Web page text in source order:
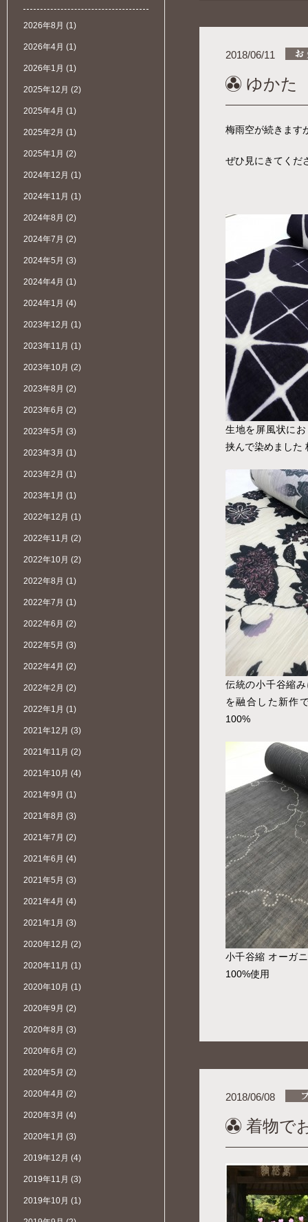
2026年8月 (1)
2026年4月 (1)
2026年1月 (1)
2025年12月 (2)
2025年4月 (1)
2025年2月 (1)
2025年1月 (2)
2024年12月 (1)
2024年11月 (1)
2024年8月 (2)
2024年7月 (2)
2024年5月 (3)
2024年4月 (1)
2024年1月 (4)
2023年12月 (1)
2023年11月 (1)
2023年10月 (2)
2023年8月 (2)
2023年6月 (2)
2023年5月 (3)
2023年3月 (1)
2023年2月 (1)
2023年1月 (1)
2022年12月 (1)
2022年11月 (2)
2022年10月 (2)
2022年8月 (1)
2022年7月 (1)
2022年6月 (2)
2022年5月 (3)
2022年4月 (2)
2022年2月 (2)
2022年1月 (1)
2021年12月 (3)
2021年11月 (2)
2021年10月 (4)
2021年9月 (1)
2021年8月 (3)
2021年7月 (2)
2021年6月 (4)
2021年5月 (3)
2021年4月 (4)
2021年1月 (3)
2020年12月 (2)
2020年11月 (1)
2020年10月 (1)
2020年9月 (2)
2020年8月 (3)
2020年6月 (2)
2020年5月 (2)
2020年4月 (2)
2020年3月 (4)
2020年1月 (3)
2019年12月 (4)
2019年11月 (3)
2019年10月 (1)
2018/06/11
ゆかた
梅雨空が続きます
ぜひ見にきてくだ
生地を屏風状に
挟んで染めました
伝統の小千谷縮
を融合した新作
100%
小千谷縮 オーガ
100%使用
2018/06/08
着物で